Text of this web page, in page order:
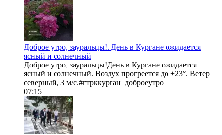
Доброе утро, зауральцы!. День в Кургане ожидается
ясный и солнечный
Доброе утро, зауральцы!День в Кургане ожидается
ясный и солнечный. Воздух прогреется до +23°. Ветер
северный, 3 м/с.#гтрккурган_доброеутро
07:15